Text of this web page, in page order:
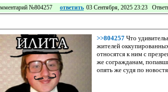
№804257 ответить 03 Сентября, 2025 23:23
>>804257 Что
жителей
относятся к ним с
же согражданам,
опять же судя по